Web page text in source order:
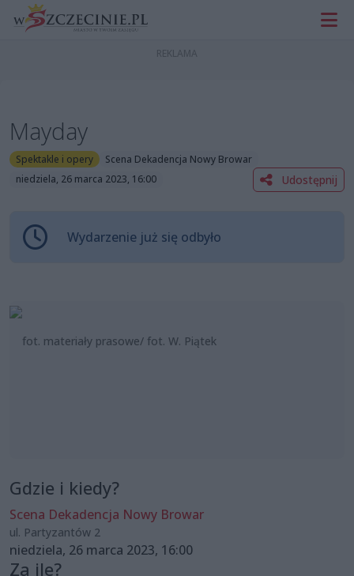
Mayday
Spektakle i opery
Scena Dekadencja Nowy Browar
niedziela, 26 marca 2023, 16:00
Udostępnij
Wydarzenie już się odbyło
fot. materiały prasowe/ fot. W. Piątek
Gdzie i kiedy?
Scena Dekadencja Nowy Browar
ul. Partyzantów 2
niedziela, 26 marca 2023, 16:00
Za ile?